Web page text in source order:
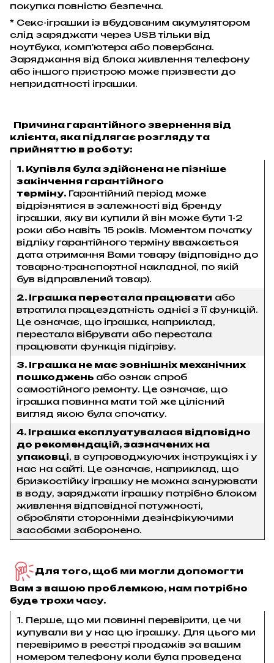
покупка повністю безпечна.
* Секс-іграшки із вбудованим акумулятором
слід заряджати через USB тільки від
ноутбука, комп'ютера або повербана.
Заряджання від блока живлення телефону
або іншого пристрою може призвести до
непридатності іграшки.
Причина гарантійного звернення від
клієнта, яка підлягає розгляду та
прийняттю в роботу:
1. Купівля була здійснена не пізніше
закінчення гарантійного
терміну. Гарантійний період може
відрізнятися в залежності від бренду
іграшки, яку ви купили й він може бути 1-2
роки або навіть 15 років. Моментом початку
відліку гарантійного терміну вважається
дата отримання Вами товару (відповідно до
товарно-транспортної накладної, по якій
був відправлений товар).
2. Іграшка перестала працювати або
втратила працездатність однієї з її функцій.
Це означає, що іграшка, наприклад,
перестала вібрувати або перестала
працювати функція підігріву.
3. Іграшка не має зовнішніх механічних
пошкоджень або ознак спроб
самостійного ремонту. Це означає, що
іграшка повинна мати той же цілісний
вигляд якою була спочатку.
4. Іграшка експлуатувалася відповідно
до рекомендацій, зазначених на
упаковці, в супроводжуючих інструкціях і у
нас на сайті. Це означає, наприклад, що
бризкостійку іграшку не можна занурювати
в воду, заряджати іграшку потрібно блоком
живлення відповідної потужності,
обробляти сторонніми дезінфікуючими
засобами заборонено.
Для того, щоб ми могли допомогти
Вам з вашою проблемкою, нам потрібно
буде трохи часу.
1. Перше, що ми повинні перевірити, це чи
купували ви у нас цю іграшку. Для цього ми
перевіримо в реєстрі продажів за вашим
номером телефону коли була проведена